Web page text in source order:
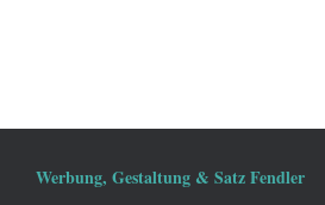
Werbung, Gestaltung & Satz Fendler